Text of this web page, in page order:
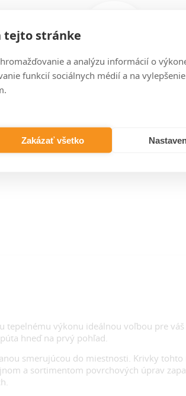
výkonu ideálnou voľbou pre
hneď na prvý pohľad.
smerujúcou do miestnosti. Krivky
a sortimentom povrchových úprav
tejto stránke
a analýzu informácií o
funkcií sociálnych médií a na
Zakázať všetko